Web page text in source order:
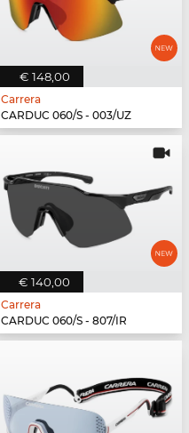
€ 148,00
Carrera
CARDUC 060/S - 003/UZ
€ 140,00
Carrera
CARDUC 060/S - 807/IR